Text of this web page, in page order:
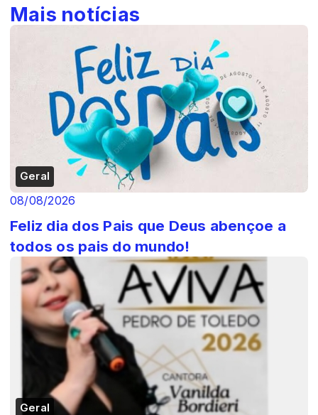
Mais notícias
Geral
08/08/2026
Feliz dia dos Pais que Deus abençoe a
todos os pais do mundo!
Geral